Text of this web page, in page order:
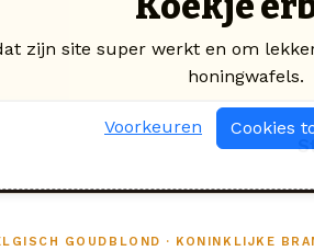
GOUDBLOND · KONINKLIJKE
zijn site super werkt en om
honingwafels.
Voorkeuren Cookies